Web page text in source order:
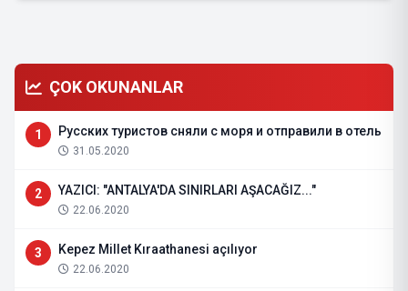
ÇOK OKUNANLAR
1 Русских туристов сняли с моря и отправили в отель
31.05.2020
2 YAZICI: "ANTALYA'DA SINIRLARI AŞACAĞIZ..."
22.06.2020
3 Kepez Millet Kıraathanesi açılıyor
22.06.2020